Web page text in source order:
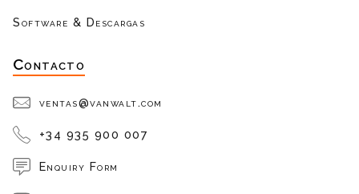
Software & Descargas
Contacto
ventas@vanwalt.com
+34 935 900 007
Enquiry Form